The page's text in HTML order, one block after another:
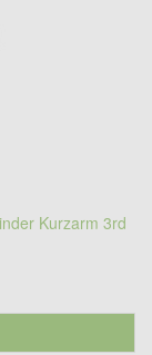
Kurzarm 3rd